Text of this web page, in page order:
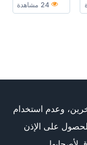
24 مشاهدة
وعدم استخدام
على الإذن